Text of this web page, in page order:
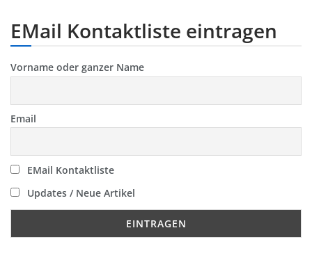
EMail Kontaktliste eintragen
Vorname oder ganzer Name
Email
EMail Kontaktliste
Updates / Neue Artikel